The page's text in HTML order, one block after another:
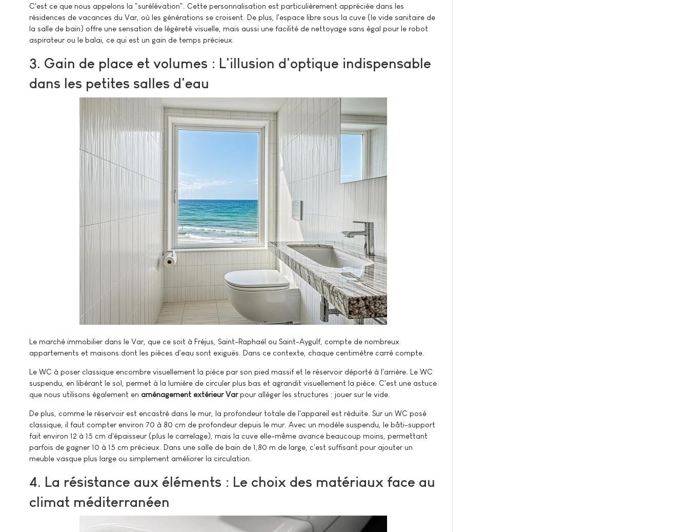
C'est ce que nous appelons la "surélévation". Cette personnalisation est particulièrement appréciée dans les
résidences de vacances du Var, où les générations se croisent. De plus, l'espace libre sous la cuve (le vide sanitaire de
la salle de bain) offre une sensation de légèreté visuelle, mais aussi une facilité de nettoyage sans égal pour le robot
aspirateur ou le balai, ce qui est un gain de temps précieux.
3. Gain de place et volumes : L'illusion d'optique indispensable
dans les petites salles d'eau
Le marché immobilier dans le Var, que ce soit à Fréjus, Saint-Raphaël ou Saint-Aygulf, compte de nombreux
appartements et maisons dont les pièces d'eau sont exiguës. Dans ce contexte, chaque centimètre carré compte.
Le WC à poser classique encombre visuellement la pièce par son pied massif et le réservoir déporté à l'arrière. Le WC
suspendu, en libérant le sol, permet à la lumière de circuler plus bas et agrandit visuellement la pièce. C'est une astuce
que nous utilisons également en aménagement extérieur Varpour alléger les structures : jouer sur le vide.
De plus, comme le réservoir est encastré dans le mur, la profondeur totale de l'appareil est réduite. Sur un WC posé
classique, il faut compter environ 70 à 80 cm de profondeur depuis le mur. Avec un modèle suspendu, le bâti-support
fait environ 12 à 15 cm d'épaisseur (plus le carrelage), mais la cuve elle-même avance beaucoup moins, permettant
parfois de gagner 10 à 15 cm précieux. Dans une salle de bain de 1,80 m de large, c'est suffisant pour ajouter un
meuble vasque plus large ou simplement améliorer la circulation.
4. La résistance aux éléments : Le choix des matériaux face au
climat méditerranéen